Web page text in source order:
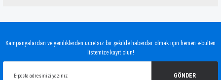
Ürün açıklamasında eksik bilgiler bulunuyor.
Kampanyalardan ve yeniliklerden ücretsiz bir şekilde haberdar olmak için hemen e-bülten
listemize kayıt olun!
GÖNDER